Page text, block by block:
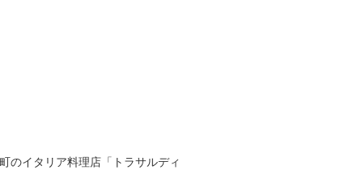
のイタリア料理店「トラサルディ